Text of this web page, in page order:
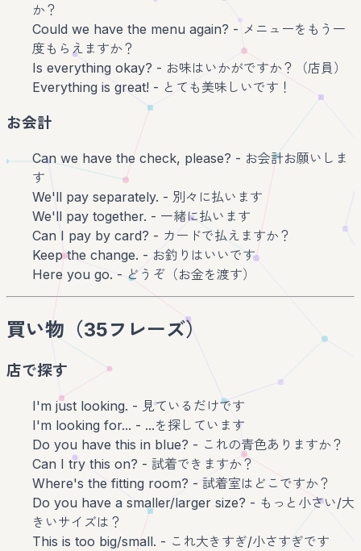
か？
Could we have the menu again? - メニューをもう一
度もらえますか？
Is everything okay? - お味はいかがですか？（店員）
Everything is great! - とても美味しいです！
お会計
Can we have the check, please? - お会計お願いしま
す
We'll pay separately. - 別々に払います
We'll pay together. - 一緒に払います
Can I pay by card? - カードで払えますか？
Keep the change. - お釣りはいいです
Here you go. - どうぞ（お金を渡す）
買い物（35フレーズ）
店で探す
I'm just looking. - 見ているだけです
I'm looking for... - ...を探しています
Do you have this in blue? - これの青色ありますか？
Can I try this on? - 試着できますか？
Where's the fitting room? - 試着室はどこですか？
Do you have a smaller/larger size? - もっと小さい/大
きいサイズは？
This is too big/small. - これ大きすぎ/小さすぎです